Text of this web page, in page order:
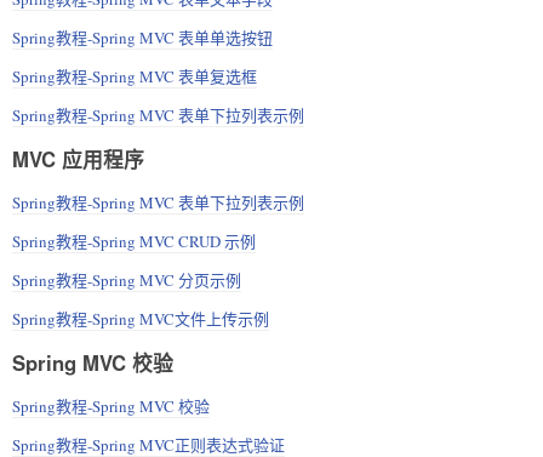
Spring教程-Spring MVC 表单单选按钮
Spring教程-Spring MVC 表单复选框
Spring教程-Spring MVC 表单下拉列表示例
MVC 应用程序
Spring教程-Spring MVC 表单下拉列表示例
Spring教程-Spring MVC CRUD 示例
Spring教程-Spring MVC 分页示例
Spring教程-Spring MVC文件上传示例
Spring MVC 校验
Spring教程-Spring MVC 校验
Spring教程-Spring MVC正则表达式验证